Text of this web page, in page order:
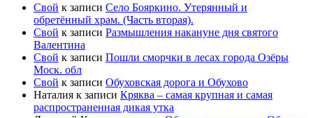
Свой к записи Село Бояркино. Утерянный и
обретённый храм. (Часть вторая).
Свой к записи Размышления накануне дня святого
Валентина
Свой к записи Пошли сморчки в лесах города Озёры
Моск. обл
Свой к записи Обуховская дорога и Обухово
Наталия к записи Кряква – самая крупная и самая
распространенная дикая утка